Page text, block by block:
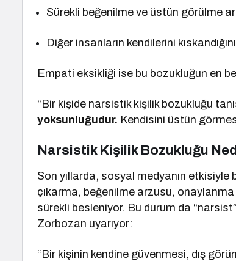
Sürekli beğenilme ve üstün görülme
Diğer insanların kendilerini
Empati eksikliği ise bu bozukluğun en
“Bir kişide narsistik kişilik bozukluğu
yoksunluğudur. Kendisini üstün
Narsistik Kişilik Bozukluğu
Son yıllarda, sosyal medyanın
çıkarma, beğenilme arzusu,
sürekli besleniyor. Bu durum da
Zorbozan uyarıyor:
“Bir kişinin kendine güvenmesi, dış